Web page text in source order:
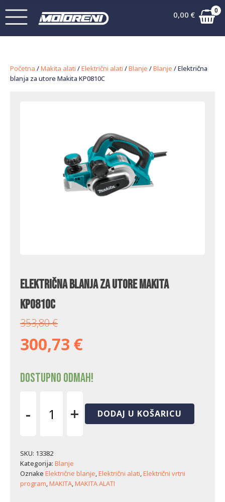
0,00 € 0
Početna /Makita alati /Električni alati /Blanje /Blanje / Električna
blanja za utore Makita KP0810C
Električna blanja za utore Makita
KP0810C
353,80€
300,73 €
Dostupno odmah!
-
utore
Makita
KP0810C
+ DODAJ U KOŠARICU
SKU: 13382
Kategorija: Blanje
Oznake Električne blanje,Električni alati,Električni vrtni
program,MAKITA,MAKITA ALATI